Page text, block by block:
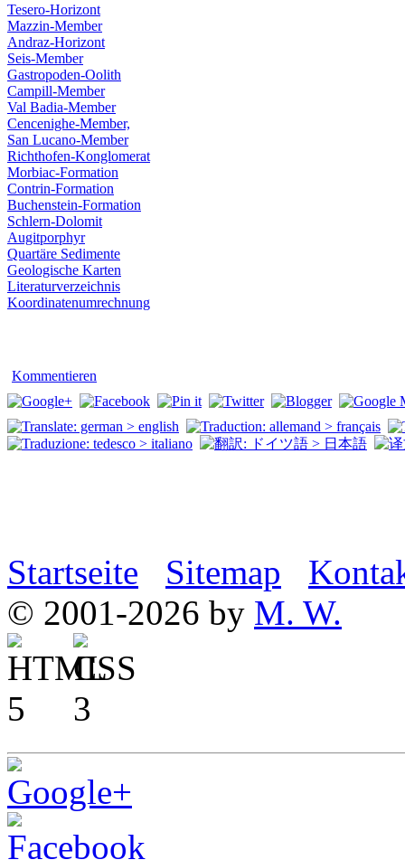
Tesero-Horizont
Mazzin-Member
Andraz-Horizont
Seis-Member
Gastropoden-Oolith
Campill-Member
Val Badia-Member
Cencenighe-Member,
San Lucano-Member
Richthofen-Konglomerat
Morbiac-Formation
Contrin-Formation
Buchenstein-Formation
Schlern-Dolomit
Augitporphyr
Quartäre Sedimente
Geologische Karten
Literaturverzeichnis
Koordinatenumrechnung
Kommentieren
Startseite Sitemap
© 2001-2026 by M. W.